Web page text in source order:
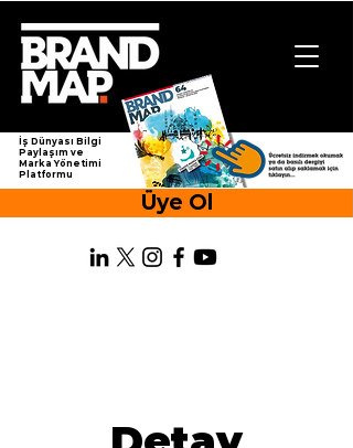
İş Dünyası Bilgi
Paylaşım ve
Marka Yönetimi
Platformu
Üye Ol